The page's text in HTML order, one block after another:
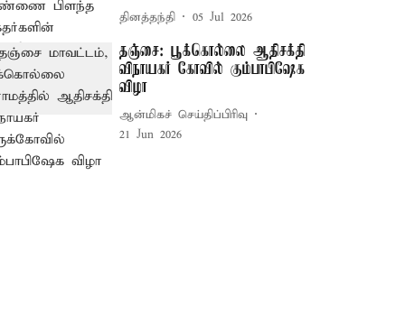
தினத்தந்தி 05 Jul 2026
தஞ்சை: பூக்கொல்லை ஆதிசக்தி
விநாயகர் கோவில் கும்பாபிஷேக
விழா
ஆன்மிகச் செய்திப்பிரிவு
21 Jun 2026